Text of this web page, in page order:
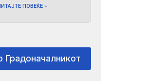
ПОВЕЌЕ »
Градоначалникот